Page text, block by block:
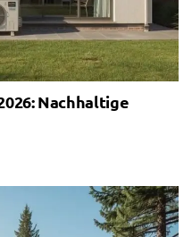
Nachhaltige